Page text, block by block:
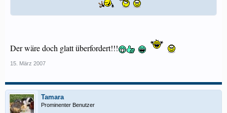
Der wäre doch glatt überfordert!!!
15. März 2007
Tamara
Prominenter Benutzer